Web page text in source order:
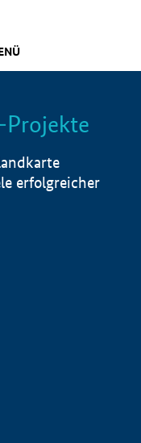
Info
Projekte
erfolgreicher